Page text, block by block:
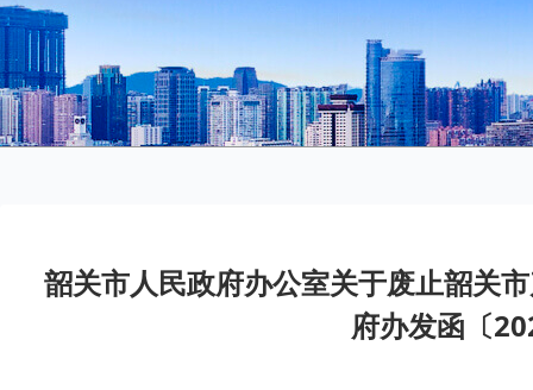
韶关市人民政府办公室关于废止韶关
府办发函〔